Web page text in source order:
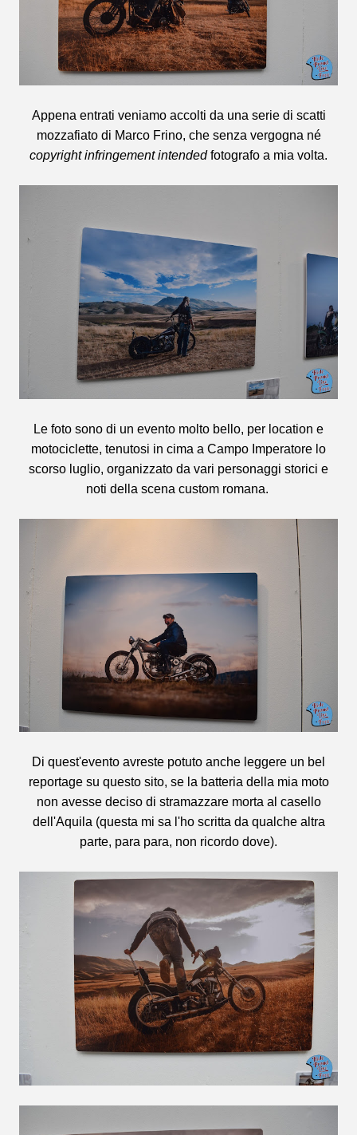
Appena entrati veniamo accolti da una serie di scatti
mozzafiato di Marco Frino, che senza vergogna né
copyright infringement intendedfotografo a mia volta.
Le foto sono di un evento molto bello, per location e
motociclette, tenutosi in cima a Campo Imperatore lo
scorso luglio, organizzato da vari personaggi storici e
noti della scena custom romana.
Di quest'evento avreste potuto anche leggere un bel
reportage su questo sito, se la batteria della mia moto
non avesse deciso di stramazzare morta al casello
dell'Aquila (questa mi sa l'ho scritta da qualche altra
parte, para para, non ricordo dove).